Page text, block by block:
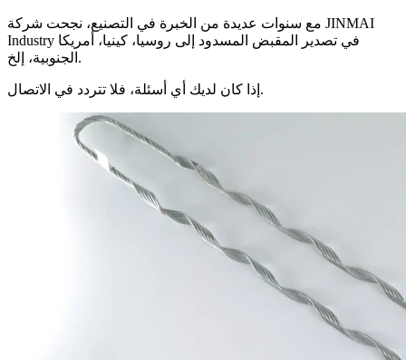
مع سنوات عديدة من الخبرة في التصنيع، نجحت شركة JINMAI
Industry في تصدير المقبض المسدود إلى روسيا، كينيا، أمريكا
الجنوبية، إلخ.
إذا كان لديك أي أسئلة، فلا تتردد في الاتصال.